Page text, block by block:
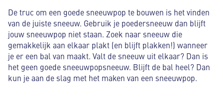
De truc om een goede sneeuwpop te bouwen is het vinden
van de juiste sneeuw. Gebruik je poedersneeuw dan blijft
jouw sneeuwpop niet staan. Zoek naar sneeuw die
gemakkelijk aan elkaar plakt (en blijft plakken!) wanneer
je er een bal van maakt. Valt de sneeuw uit elkaar? Dan is
het geen goede sneeuwpopsneeuw. Blijft de bal heel? Dan
kun je aan de slag met het maken van een sneeuwpop.